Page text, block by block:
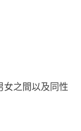
女之間以及同性